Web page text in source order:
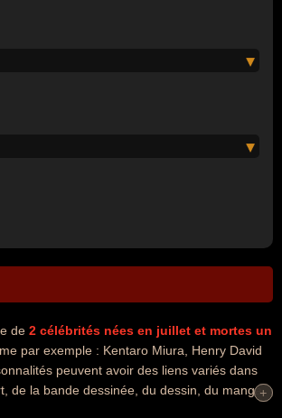
de 2 célébrités nées en juillet et mortes un
par exemple : Kentaro Miura, Henry David
peuvent avoir des liens variés dans
de la bande dessinée, du dessin, du manga,
+
+